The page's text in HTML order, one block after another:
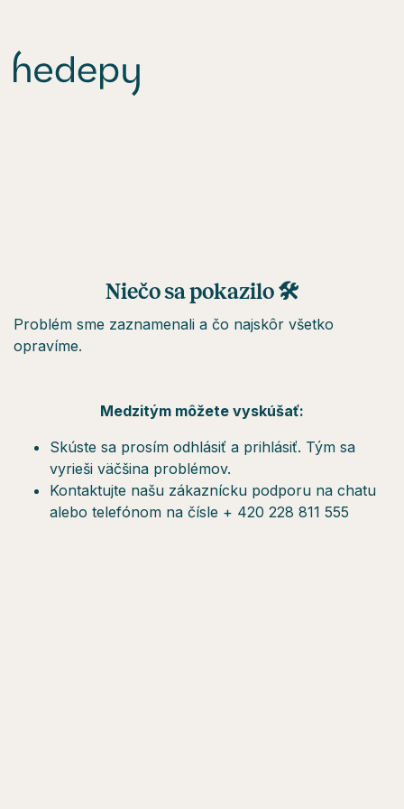
Niečo sa pokazilo 🛠
Problém sme zaznamenali a čo najskôr všetko
opravíme.
Medzitým môžete vyskúšať:
Skúste sa prosím odhlásiť a prihlásiť. Tým sa
vyrieši väčšina problémov.
Kontaktujte našu zákaznícku podporu na chatu
alebo telefónom na čísle + 420 228 811 555